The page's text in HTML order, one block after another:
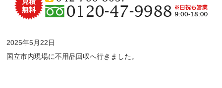
2025年5月22日
国立市内現場に不用品回収へ行きました。